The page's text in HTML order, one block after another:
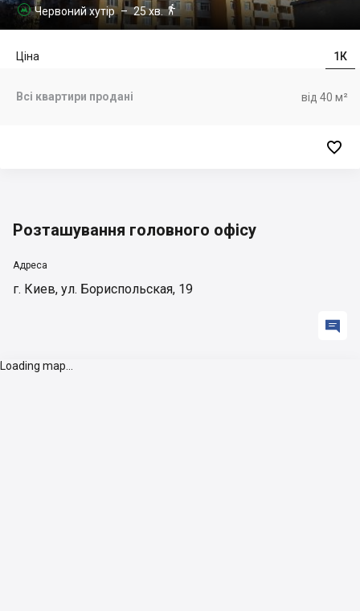
 Червоний хутір– 25 хв.
1К
Ціна
від 40 м²
Всі квартири продані

Розташування головного офісу
Адреса
г. Киев, ул. Бориспольская, 19

Loading map...